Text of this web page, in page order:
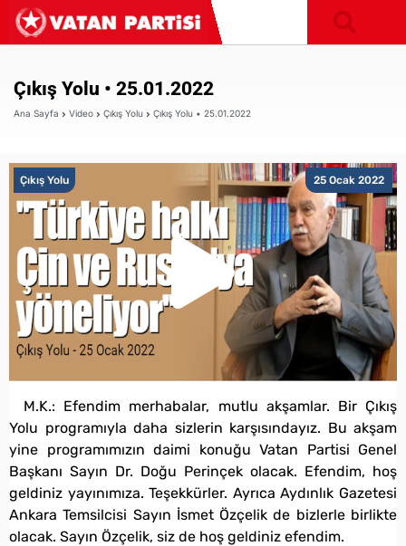
Çıkış Yolu • 25.01.2022
Ana Sayfa Video Çıkış Yolu Çıkış Yolu • 25.01.2022
25 Ocak 2022
Çıkış Yolu
M.K.: Efendim merhabalar, mutlu akşamlar. Bir Çıkış
Yolu programıyla daha sizlerin karşısındayız. Bu akşam
yine programımızın daimi konuğu Vatan Partisi Genel
Başkanı Sayın Dr. Doğu Perinçek olacak. Efendim, hoş
geldiniz yayınımıza. Teşekkürler. Ayrıca Aydınlık Gazetesi
Ankara Temsilcisi Sayın İsmet Özçelik de bizlerle birlikte
olacak. Sayın Özçelik, siz de hoş geldiniz efendim.